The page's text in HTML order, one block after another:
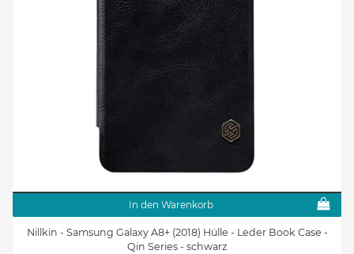
In den Warenkorb
Nillkin - Samsung Galaxy A8+ (2018) Hülle - Leder Book Case -
Qin Series - schwarz